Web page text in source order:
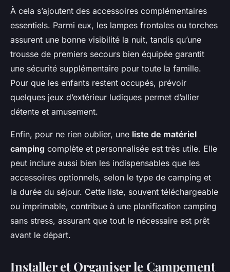
À cela s’ajoutent des accessoires complémentaires
essentiels. Parmi eux, les lampes frontales ou torches
assurent une bonne visibilité la nuit, tandis qu’une
trousse de premiers secours bien équipée garantit
une sécurité supplémentaire pour toute la famille.
Pour que les enfants restent occupés, prévoir
quelques jeux d’extérieur ludiques permet d’allier
détente et amusement.
Enfin, pour ne rien oublier, une liste de matériel
camping complète et personnalisée est très utile. Elle
peut inclure aussi bien les indispensables que les
accessoires optionnels, selon le type de camping et
la durée du séjour. Cette liste, souvent téléchargeable
ou imprimable, contribue à une planification camping
sans stress, assurant que tout le nécessaire est prêt
avant le départ.
Installer et Organiser le Campement